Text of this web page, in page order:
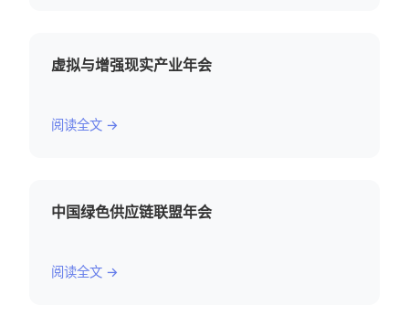
虚拟与增强现实产业年会
阅读全文 →
中国绿色供应链联盟年会
阅读全文 →